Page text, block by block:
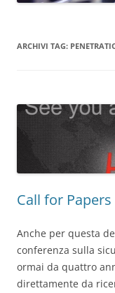
ARCHIVI TAG:
Call for
Anche per questa
conferenza sulla
ormai da quattro
direttamente da